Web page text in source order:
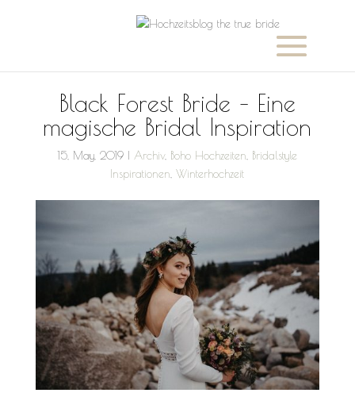
Black Forest Bride – Eine
magische Bridal Inspiration
15, May, 2019 Archiv, Boho Hochzeiten
Bridalstyle
Inspirationen ,Winterhochzeit